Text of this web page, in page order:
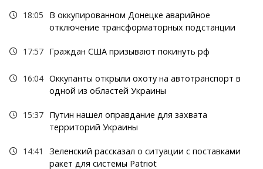
18:05
В оккупированном Донецке аварийное
отключение трансформаторных подстанции
17:57 Граждан США призывают покинуть рф
16:04 Оккупанты открыли охоту на автотранспорт в
одной из областей Украины
15:37 Путин нашел оправдание для захвата
территорий Украины
14:41
Зеленский рассказал о ситуации с поставками
ракет для системы Patriot